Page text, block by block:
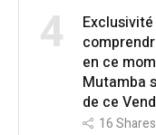
4
en ce
Mutamba
de ce
16Shares